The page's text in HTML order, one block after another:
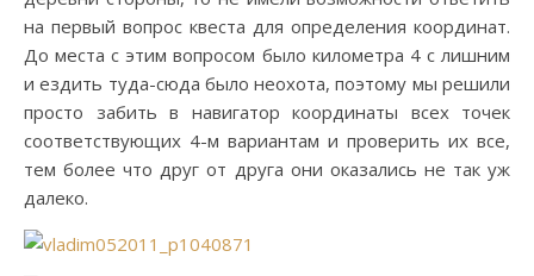
на первый вопрос квеста для определения координат.
До места с этим вопросом было километра 4 с лишним
и ездить туда-сюда было неохота, поэтому мы решили
просто забить в навигатор координаты всех точек
соответствующих 4-м вариантам и проверить их все,
тем более что друг от друга они оказались не так уж
далеко.